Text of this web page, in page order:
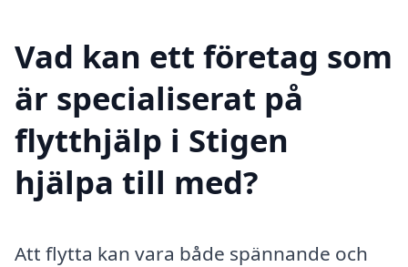
Vad kan ett företag som
är specialiserat på
flytthjälp i Stigen
hjälpa till med?
Att flytta kan vara både spännande och